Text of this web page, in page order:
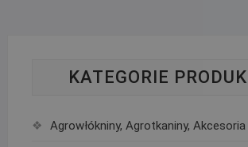
KATEGORIE
Agrowłókniny, Agrotkaniny, Akcesoria